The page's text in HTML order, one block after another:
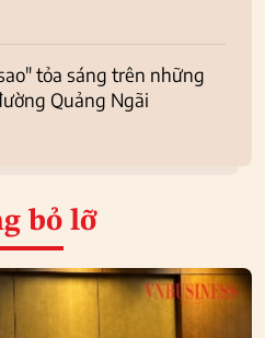
tỏa sáng trên những
Quảng Ngãi
bỏ lỡ